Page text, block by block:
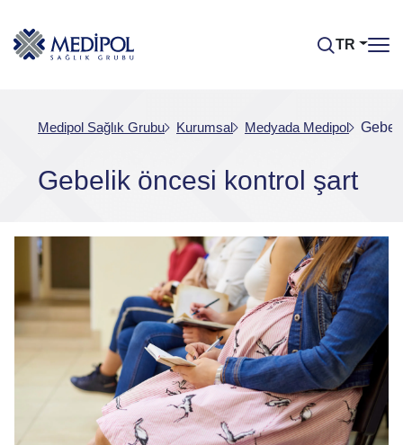
TR
Medipol Sağlık Grubu Kurumsal Medyada Medipol
Gebelik öncesi kontrol şart